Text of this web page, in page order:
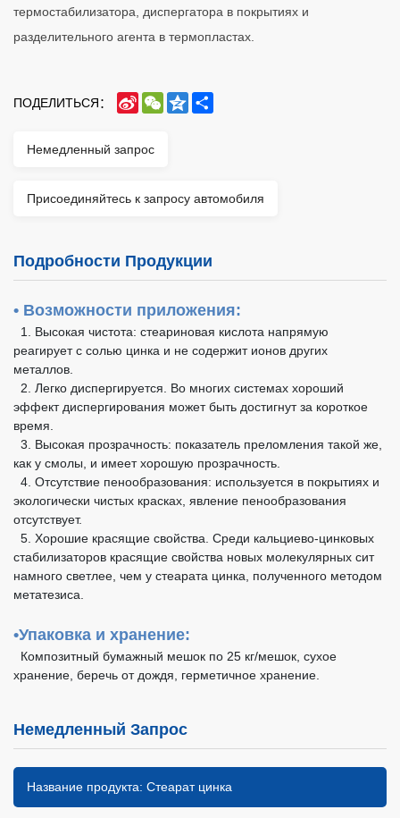
термостабилизатора, диспергатора в покрытиях и
разделительного агента в термопластах.
ПОДЕЛИТЬСЯ：
SINA
WEIBO
WECHATQZONE
Немедленный запрос
Присоединяйтесь к запросу автомобиля
Подробности Продукции
• Возможности приложения:
1. Высокая чистота: стеариновая кислота напрямую
реагирует с солью цинка и не содержит ионов других
металлов.
2. Легко диспергируется. Во многих системах хороший
эффект диспергирования может быть достигнут за короткое
время.
3. Высокая прозрачность: показатель преломления такой же,
как у смолы, и имеет хорошую прозрачность.
4. Отсутствие пенообразования: используется в покрытиях и
экологически чистых красках, явление пенообразования
отсутствует.
5. Хорошие красящие свойства. Среди кальциево-цинковых
стабилизаторов красящие свойства новых молекулярных сит
намного светлее, чем у стеарата цинка, полученного методом
метатезиса.
•Упаковка и хранение:
Композитный бумажный мешок по 25 кг/мешок, сухое
хранение, беречь от дождя, герметичное хранение.
Немедленный Запрос